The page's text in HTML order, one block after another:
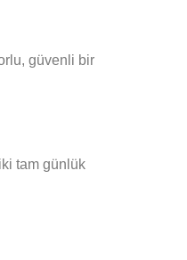
güvenli bir
tam günlük